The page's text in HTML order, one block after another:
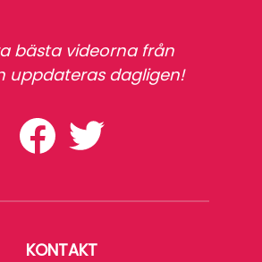
bästa videorna från
uppdateras dagligen!
KONTAKT